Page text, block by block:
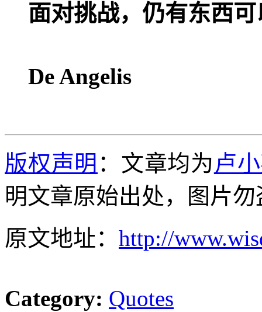
面对挑战，仍有东西
De Angelis
版权声明 ：文章均为卢
明文章原始出处，图片勿
原文地址： http://
Category: Quotes